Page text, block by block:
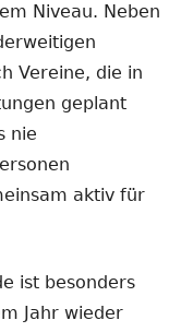
Niveau. Neben
Vereine, die in
geplant
nie
aktiv für
ist besonders
Jahr wieder